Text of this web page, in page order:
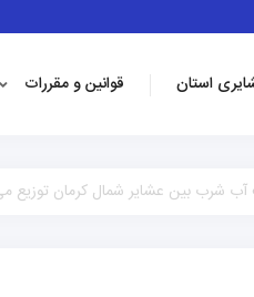
استان قوانین و مقررات